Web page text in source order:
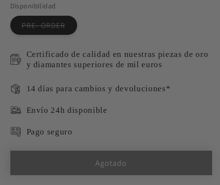
DisponibIlidad
PRE- ORDERVariante
agotada
disponible
Certificado de calidad en nuestras piezas de oro
y diamantes superiores de mil euros
14 días para cambios y devoluciones*
Envío 24h disponible
Pago seguro
Agotado